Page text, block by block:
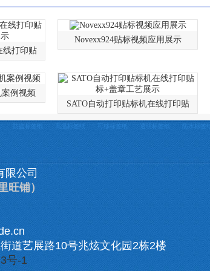
线打印贴
Novexx924贴标视频应用展示
例视频
SATO自动打印贴标机在线打印贴
防盗标签纸 高温标签纸 可移标签纸 透明标签纸 防水标签纸
限公司
旺铺）
道艺展路10号兆炫文化园2栋2楼
号-1